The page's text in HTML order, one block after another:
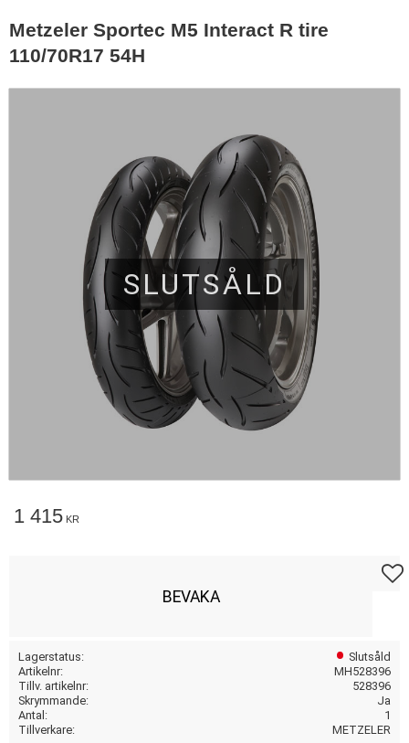
Metzeler Sportec M5 Interact R tire
110/70R17 54H
SLUTSÅLD
1 415 KR
BEVAKA
Lagerstatus
Slutsåld
Artikelnr
MH528396
Tillv. artikelnr
528396
Skrymmande
Ja
Antal
1
Tillverkare
METZELER